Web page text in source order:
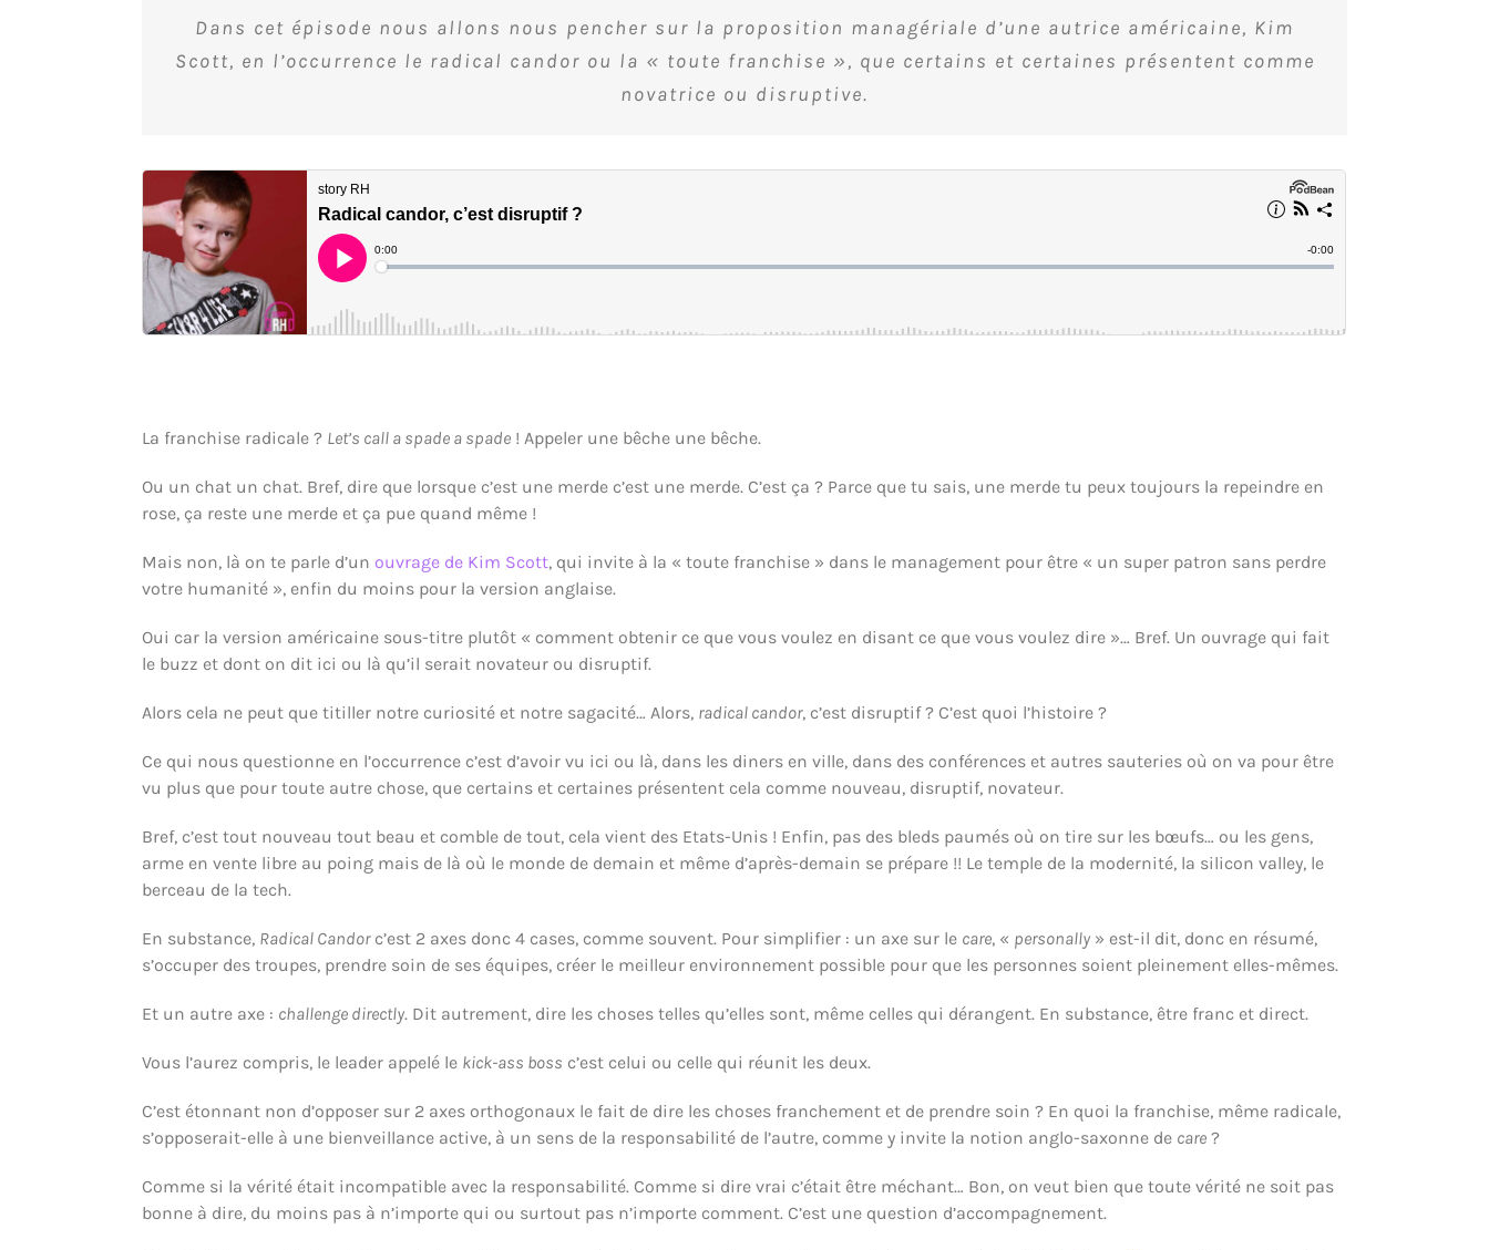
Dans cet épisode nous allons nous pencher sur la proposition managériale d’une autrice américaine, Kim
Scott, en l’occurrence le radical candor ou la « toute franchise », que certains et certaines présentent comme
novatrice ou disruptive.
La franchise radicale ? Let’s call a spade a spade ! Appeler une bêche une bêche.
Ou un chat un chat. Bref, dire que lorsque c’est une merde c’est une merde. C’est ça ? Parce que tu sais, une merde tu peux toujours la repeindre en
rose, ça reste une merde et ça pue quand même !
Mais non, là on te parle d’un ouvrage de Kim Scott, qui invite à la « toute franchise » dans le management pour être « un super patron sans perdre
votre humanité », enfin du moins pour la version anglaise.
Oui car la version américaine sous-titre plutôt « comment obtenir ce que vous voulez en disant ce que vous voulez dire »… Bref. Un ouvrage qui fait
le buzz et dont on dit ici ou là qu’il serait novateur ou disruptif.
Alors cela ne peut que titiller notre curiosité et notre sagacité… Alors, radical candor, c’est disruptif ? C’est quoi l’histoire ?
Ce qui nous questionne en l’occurrence c’est d’avoir vu ici ou là, dans les diners en ville, dans des conférences et autres sauteries où on va pour être
vu plus que pour toute autre chose, que certains et certaines présentent cela comme nouveau, disruptif, novateur.
Bref, c’est tout nouveau tout beau et comble de tout, cela vient des Etats-Unis ! Enfin, pas des bleds paumés où on tire sur les bœufs… ou les gens,
arme en vente libre au poing mais de là où le monde de demain et même d’après-demain se prépare !! Le temple de la modernité, la silicon valley, le
berceau de la tech.
En substance, Radical Candorc’est 2 axes donc 4 cases, comme souvent. Pour simplifier : un axe sur le care, « personally » est-il dit, donc en résumé,
s’occuper des troupes, prendre soin de ses équipes, créer le meilleur environnement possible pour que les personnes soient pleinement elles-mêmes.
Et un autre axe : challenge directly. Dit autrement, dire les choses telles qu’elles sont, même celles qui dérangent. En substance, être franc et direct.
Vous l’aurez compris, le leader appelé le kick-ass boss c’est celui ou celle qui réunit les deux.
C’est étonnant non d’opposer sur 2 axes orthogonaux le fait de dire les choses franchement et de prendre soin ? En quoi la franchise, même radicale,
s’opposerait-elle à une bienveillance active, à un sens de la responsabilité de l’autre, comme y invite la notion anglo-saxonne de care ?
Comme si la vérité était incompatible avec la responsabilité. Comme si dire vrai c’était être méchant… Bon, on veut bien que toute vérité ne soit pas
bonne à dire, du moins pas à n’importe qui ou surtout pas n’importe comment. C’est une question d’accompagnement.